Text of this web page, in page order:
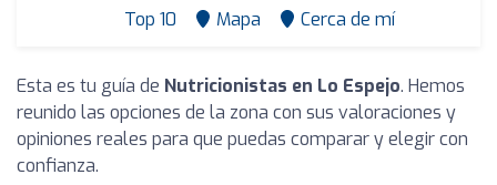
Top 10 Mapa Cerca de mí
Esta es tu guía de Nutricionistas en Lo Espejo. Hemos
reunido las opciones de la zona con sus valoraciones y
opiniones reales para que puedas comparar y elegir con
confianza.